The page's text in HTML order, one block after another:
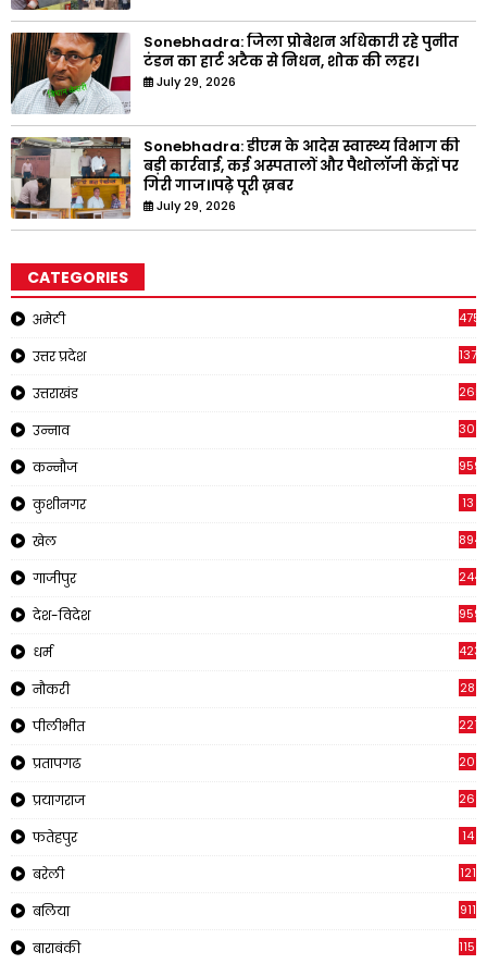
Sonebhadra: जिला प्रोबेशन अधिकारी रहे पुनीत
टंडन का हार्ट अटैक से निधन, शोक की लहर।
July 29, 2026
Sonebhadra: डीएम के आदेस स्वास्थ्य विभाग की
बड़ी कार्रवाई, कई अस्पतालों और पैथोलॉजी केंद्रों पर
गिरी गाज।।पढ़े पूरी ख़बर
July 29, 2026
CATEGORIES
अमेठी 4751
उत्तर प्रदेश 1375
उत्तराखंड 2651
उन्नाव 308
कन्नौज 959
कुशीनगर 13
खेल 894
गाजीपुर 244
देश-विदेश 959
धर्म 423
नौकरी 28
पीलीभीत 2210
प्रतापगढ 2019
प्रयागराज 269
फतेहपुर 14
बरेली 121
बलिया 911
बाराबंकी 1150